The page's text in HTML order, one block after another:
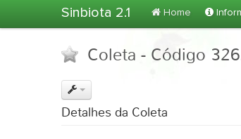
Sinbiota 2.1 Home
Coleta - Código
Detalhes da Coleta